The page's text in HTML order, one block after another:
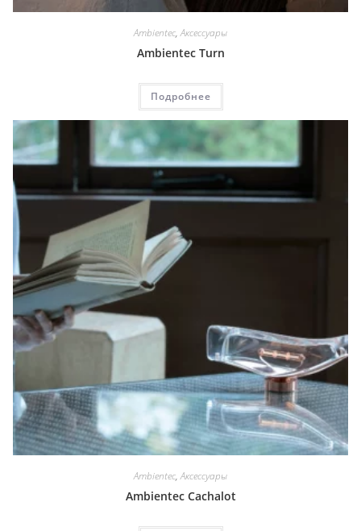
Ambientec,Аксессуары
Ambientec Turn
Подробнее
Ambientec,Аксессуары
Ambientec Cachalot